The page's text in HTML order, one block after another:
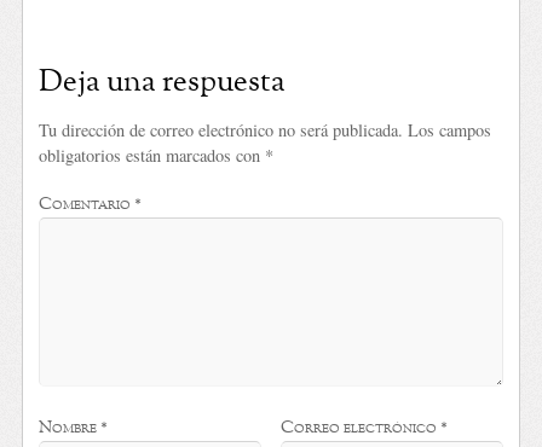
Deja una respuesta
Tu dirección de correo electrónico no será publicada. Los campos
obligatorios están marcados con *
Comentario *
Nombre * Correo electrónico *